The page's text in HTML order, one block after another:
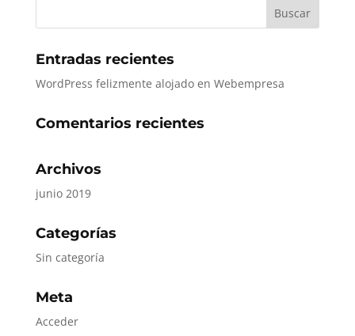
Entradas recientes
WordPress felizmente alojado en Webempresa
Comentarios recientes
Archivos
junio 2019
Categorías
Sin categoría
Meta
Acceder